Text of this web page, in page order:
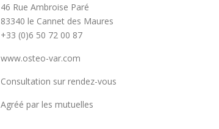
46 Rue Ambroise Paré
83340 le Cannet des Maures
+33 (0)6 50 72 00 87
www.osteo-var.com
Consultation sur rendez-vous
Agréé par les mutuelles